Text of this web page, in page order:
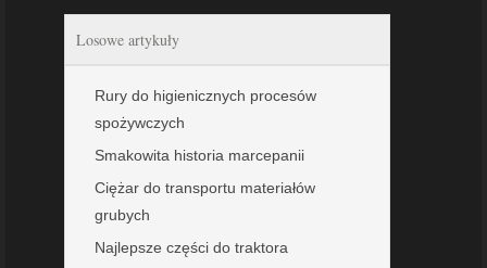
Losowe artykuły
Rury do higienicznych procesów
spożywczych
Smakowita historia marcepanii
Ciężar do transportu materiałów
grubych
Najlepsze części do traktora